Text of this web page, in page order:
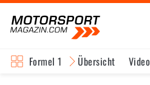
Formel 1 Übersicht